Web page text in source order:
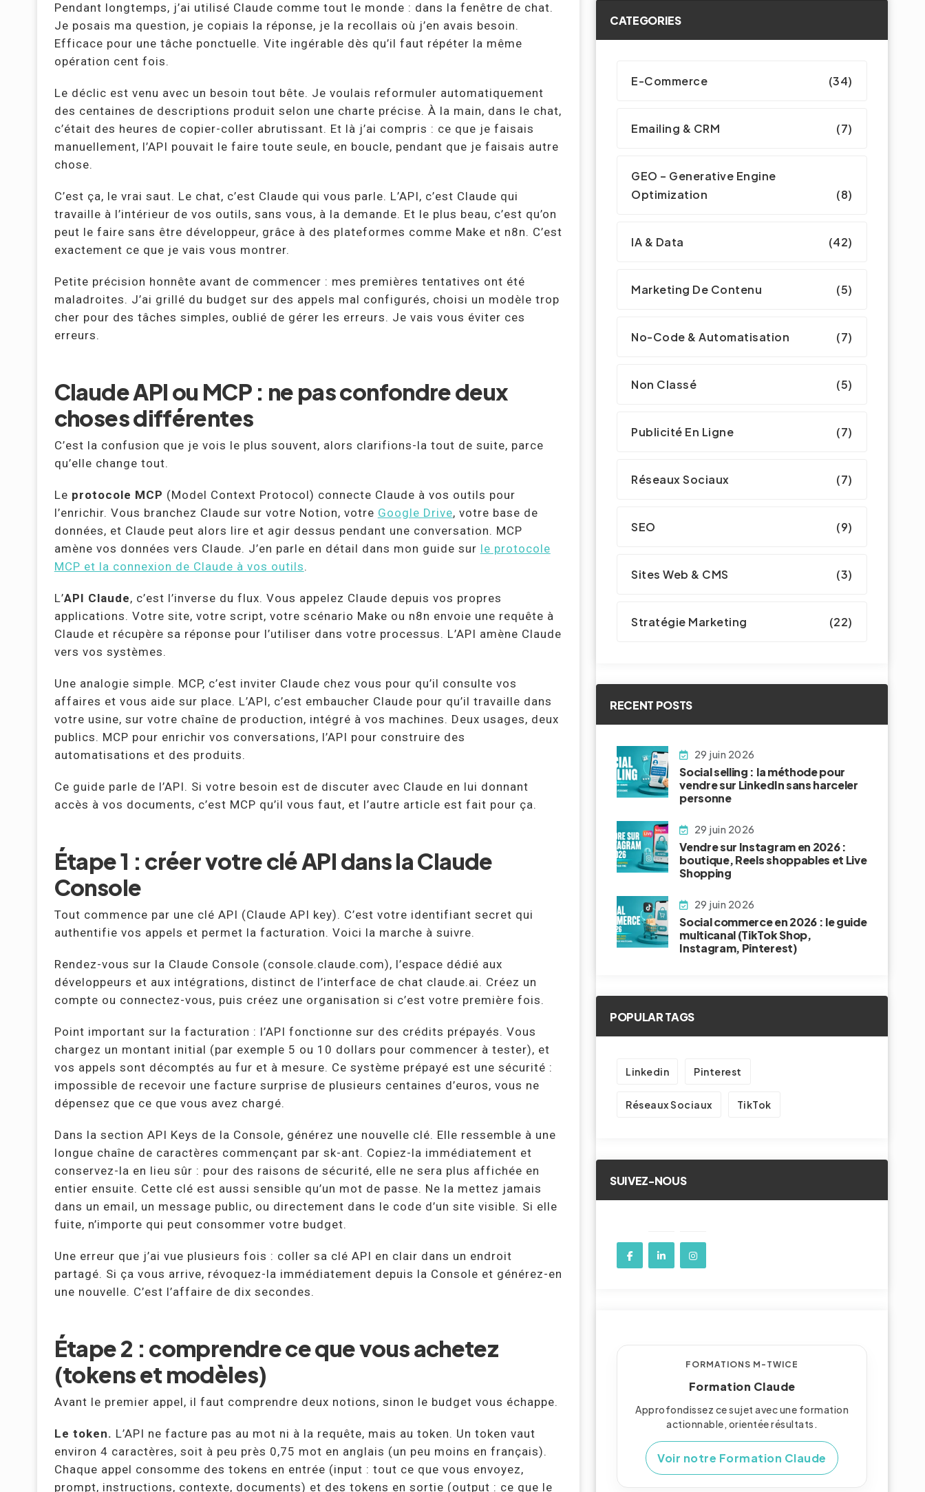
Pendant longtemps, j’ai utilisé Claude comme tout le monde : dans la fenêtre de chat.
Je posais ma question, je copiais la réponse, je la recollais où j’en avais besoin.
Efficace pour une tâche ponctuelle. Vite ingérable dès qu’il faut répéter la même
opération cent fois.
Le déclic est venu avec un besoin tout bête. Je voulais reformuler automatiquement
des centaines de descriptions produit selon une charte précise. À la main, dans le chat,
c’était des heures de copier-coller abrutissant. Et là j’ai compris : ce que je faisais
manuellement, l’API pouvait le faire toute seule, en boucle, pendant que je faisais autre
chose.
C’est ça, le vrai saut. Le chat, c’est Claude qui vous parle. L’API, c’est Claude qui
travaille à l’intérieur de vos outils, sans vous, à la demande. Et le plus beau, c’est qu’on
peut le faire sans être développeur, grâce à des plateformes comme Make et n8n. C’est
exactement ce que je vais vous montrer.
Petite précision honnête avant de commencer : mes premières tentatives ont été
maladroites. J’ai grillé du budget sur des appels mal configurés, choisi un modèle trop
cher pour des tâches simples, oublié de gérer les erreurs. Je vais vous éviter ces
erreurs.
Claude API ou MCP : ne pas confondre deux
choses différentes
C’est la confusion que je vois le plus souvent, alors clarifions-la tout de suite, parce
qu’elle change tout.
Le protocole MCP (Model Context Protocol) connecte Claude à vos outils pour
l’enrichir. Vous branchez Claude sur votre Notion, votre Google Drive, votre base de
données, et Claude peut alors lire et agir dessus pendant une conversation. MCP
amène vos données vers Claude. J’en parle en détail dans mon guide sur le protocole
MCP et la connexion de Claude à vos outils.
L’API Claude, c’est l’inverse du flux. Vous appelez Claude depuis vos propres
applications. Votre site, votre script, votre scénario Make ou n8n envoie une requête à
Claude et récupère sa réponse pour l’utiliser dans votre processus. L’API amène Claude
vers vos systèmes.
Une analogie simple. MCP, c’est inviter Claude chez vous pour qu’il consulte vos
affaires et vous aide sur place. L’API, c’est embaucher Claude pour qu’il travaille dans
votre usine, sur votre chaîne de production, intégré à vos machines. Deux usages, deux
publics. MCP pour enrichir vos conversations, l’API pour construire des
automatisations et des produits.
Ce guide parle de l’API. Si votre besoin est de discuter avec Claude en lui donnant
accès à vos documents, c’est MCP qu’il vous faut, et l’autre article est fait pour ça.
Étape 1 : créer votre clé API dans la Claude
Console
Tout commence par une clé API (Claude API key). C’est votre identifiant secret qui
authentifie vos appels et permet la facturation. Voici la marche à suivre.
Rendez-vous sur la Claude Console (console.claude.com), l’espace dédié aux
développeurs et aux intégrations, distinct de l’interface de chat claude.ai. Créez un
compte ou connectez-vous, puis créez une organisation si c’est votre première fois.
Point important sur la facturation : l’API fonctionne sur des crédits prépayés. Vous
chargez un montant initial (par exemple 5 ou 10 dollars pour commencer à tester), et
vos appels sont décomptés au fur et à mesure. Ce système prépayé est une sécurité :
impossible de recevoir une facture surprise de plusieurs centaines d’euros, vous ne
dépensez que ce que vous avez chargé.
Dans la section API Keys de la Console, générez une nouvelle clé. Elle ressemble à une
longue chaîne de caractères commençant par sk-ant. Copiez-la immédiatement et
conservez-la en lieu sûr : pour des raisons de sécurité, elle ne sera plus affichée en
entier ensuite. Cette clé est aussi sensible qu’un mot de passe. Ne la mettez jamais
dans un email, un message public, ou directement dans le code d’un site visible. Si elle
fuite, n’importe qui peut consommer votre budget.
Une erreur que j’ai vue plusieurs fois : coller sa clé API en clair dans un endroit
partagé. Si ça vous arrive, révoquez-la immédiatement depuis la Console et générez-en
une nouvelle. C’est l’affaire de dix secondes.
Étape 2 : comprendre ce que vous achetez
(tokens et modèles)
Avant le premier appel, il faut comprendre deux notions, sinon le budget vous échappe.
Le token. L’API ne facture pas au mot ni à la requête, mais au token. Un token vaut
environ 4 caractères, soit à peu près 0,75 mot en anglais (un peu moins en français).
Chaque appel consomme des tokens en entrée (input : tout ce que vous envoyez,
prompt, instructions, contexte, documents) et des tokens en sortie (output : ce que le
CATEGORIES
E-Commerce (34)
Emailing & CRM (7)
GEO – Generative Engine
Optimization
(8)
IA & Data (42)
Marketing De Contenu (5)
No-Code & Automatisation (7)
Non Classé (5)
Publicité En Ligne (7)
Réseaux Sociaux (7)
SEO (9)
Sites Web & CMS (3)
Stratégie Marketing (22)
RECENT POSTS
29 juin 2026
Social selling : la méthode pour
vendre sur LinkedIn sans harceler
personne
29 juin 2026
Vendre sur Instagram en 2026 :
boutique, Reels shoppables et Live
Shopping
29 juin 2026
Social commerce en 2026 : le guide
multicanal (TikTok Shop,
Instagram, Pinterest)
POPULAR TAGS
Linkedin Pinterest
Réseaux Sociaux TikTok
SUIVEZ-NOUS
FORMATIONS M-TWICE
Formation Claude
Approfondissez ce sujet avec une formation
actionnable, orientée résultats.
Voir notre Formation Claude